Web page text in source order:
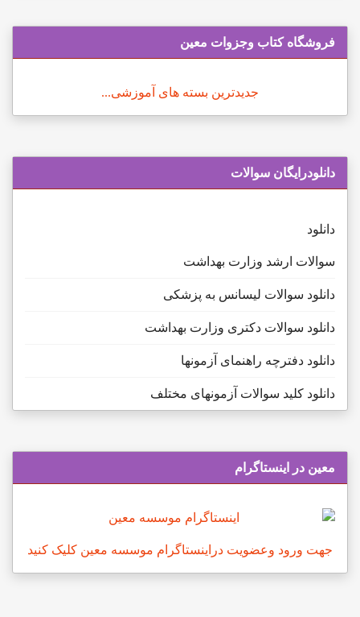
فروشگاه کتاب وجزوات معین
جدیدترین بسته های آموزشی...
دانلودرایگان سوالات
دانلود
سوالات ارشد وزارت بهداشت
دانلود سوالات لیسانس به پزشکی
دانلود سوالات دکتری وزارت بهداشت
دانلود دفترچه راهنمای آزمونها
دانلود کلید سوالات آزمونهای مختلف
معین در اینستاگرام
جهت ورود وعضویت دراینستاگرام موسسه معین کلیک کنید